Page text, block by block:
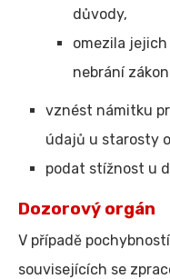
důvody,
omezila
nebrání
vznést námitku
údajů u starosty
podat stížnost u
Dozorový orgán
V případě
souvisejících se